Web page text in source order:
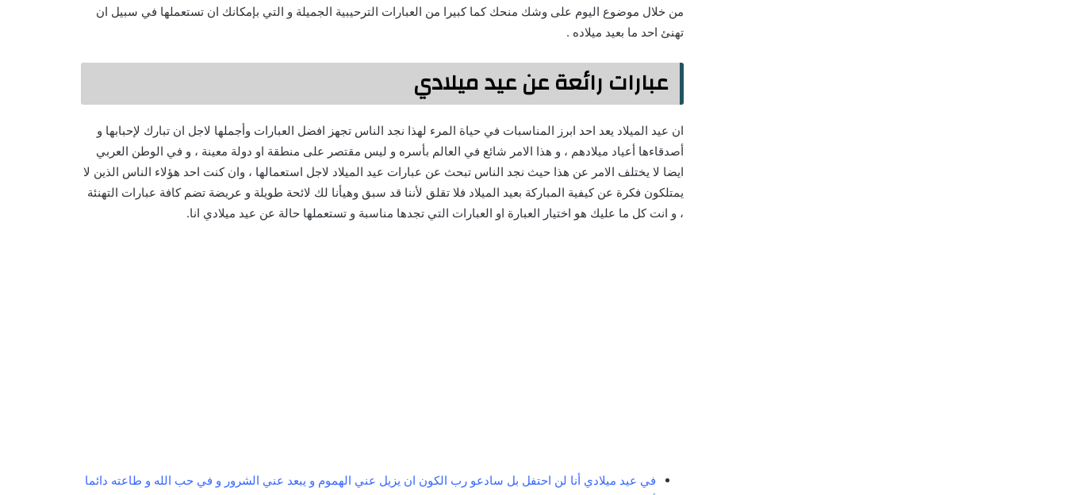
من خلال موضوع اليوم على وشك منحك كما كبيرا من العبارات الترحيبية الجميلة و التي بإمكانك ان تستعملها في سبيل ان
تهنئ احد ما بعيد ميلاده .
عبارات رائعة عن عيد ميلادي
ان عيد الميلاد يعد احد ابرز المناسبات في حياة المرء لهذا نجد الناس تجهز افضل العبارات وأجملها لاجل ان تبارك لإحبابها و
أصدقاءها أعياد ميلادهم ، و هذا الامر شائع في العالم بأسره و ليس مقتصر على منطقة او دولة معينة ، و في الوطن العربي
ايضا لا يختلف الامر عن هذا حيث نجد الناس تبحث عن عبارات عيد الميلاد لاجل استعمالها ، وان كنت احد هؤلاء الناس الذين لا
يمتلكون فكرة عن كيفية المباركة بعيد الميلاد فلا تقلق لأننا قد سبق وهيأنا لك لائحة طويلة و عريضة تضم كافة عبارات التهنئة
، و انت كل ما عليك هو اختيار العبارة او العبارات التي تجدها مناسبة و تستعملها حالة عن عيد ميلادي انا.
في عيد ميلادي أنا لن احتفل بل سادعو رب الكون ان يزيل عني الهموم و يبعد عني الشرور و في حب الله و طاعته دائما